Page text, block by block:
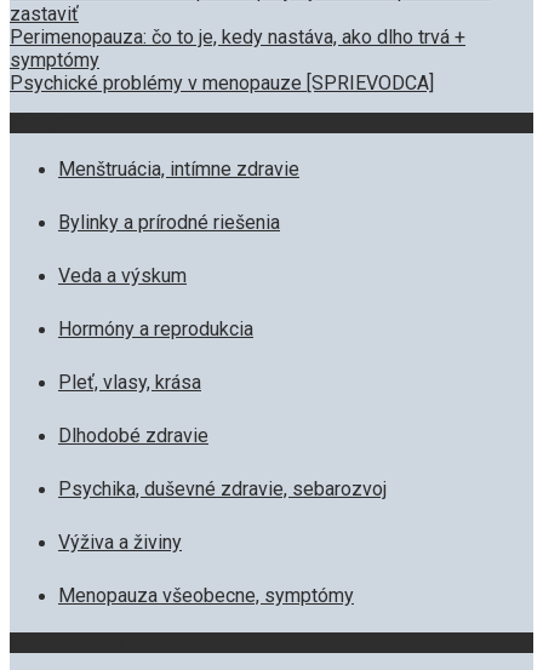
zastaviť
Perimenopauza: čo to je, kedy nastáva, ako dlho trvá +
symptómy
Psychické problémy v menopauze [SPRIEVODCA]
Menštruácia, intímne zdravie
Bylinky a prírodné riešenia
Veda a výskum
Hormóny a reprodukcia
Pleť, vlasy, krása
Dlhodobé zdravie
Psychika, duševné zdravie, sebarozvoj
Výživa a živiny
Menopauza všeobecne, symptómy